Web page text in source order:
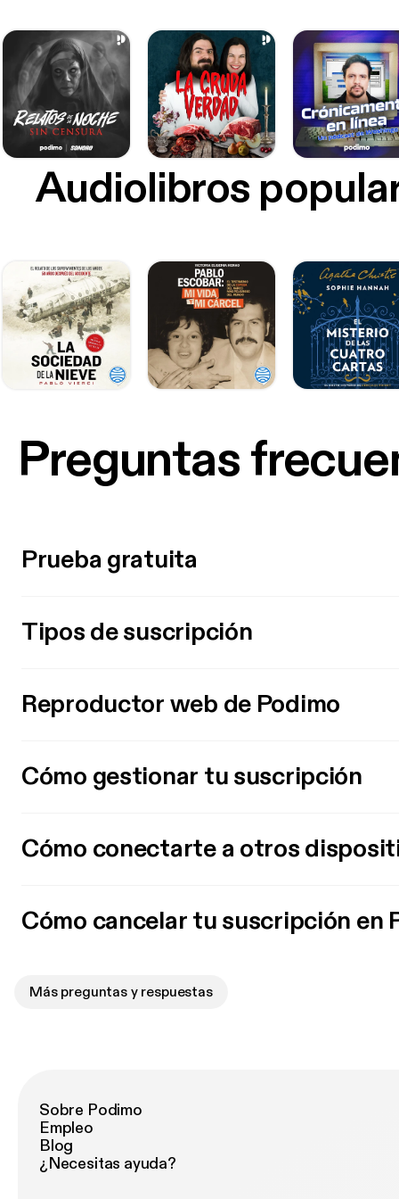
Audiolibros
Preguntas
Prueba gratuita
Tipos de suscripción
Reproductor web de Podimo
Cómo gestionar tu suscripción
Cómo conectarte a otros
Cómo cancelar tu suscripción en
Más preguntas y respuestas
Sobre Podimo
Empleo
Blog
¿Necesitas ayuda?